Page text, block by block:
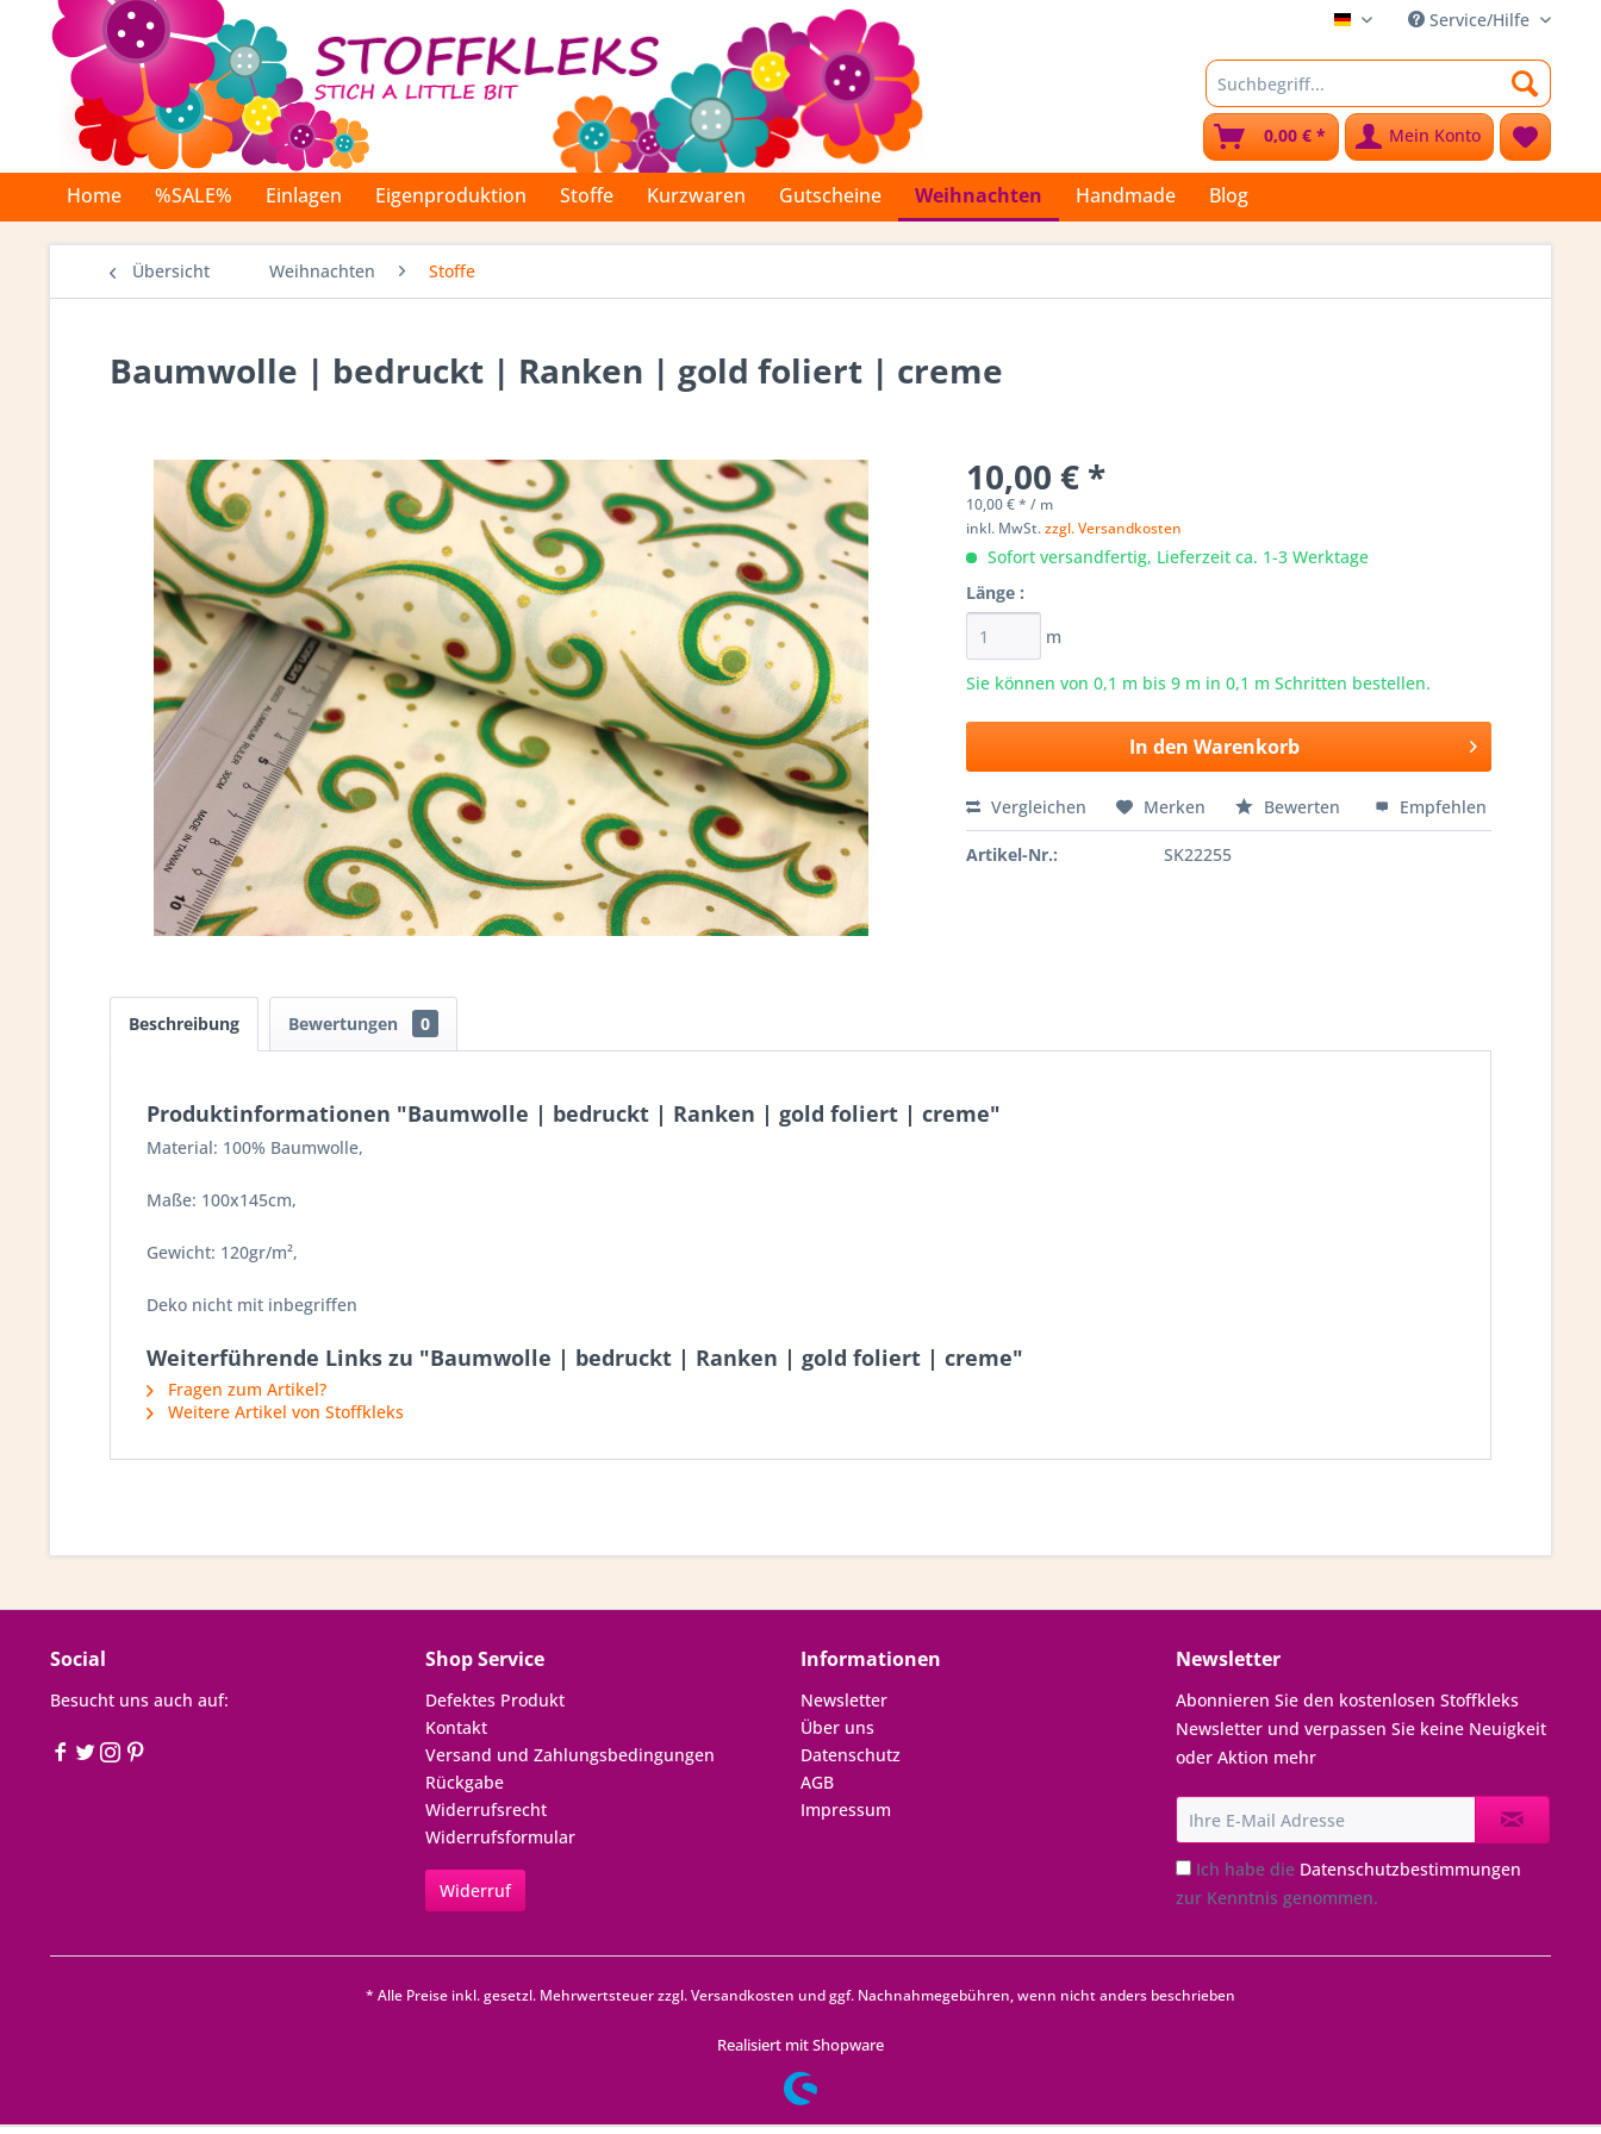
Stoffkleks Service/Hilfe
Mein Konto
0,00 € *
Home %SALE% Einlagen Eigenproduktion Stoffe Kurzwaren Gutscheine Weihnachten Handmade Blog
Übersicht Weihnachten Stoffe
Baumwolle | bedruckt | Ranken | gold foliert | creme
10,00 € *
10,00 € * / m
inkl. MwSt.zzgl. Versandkosten
Sofort versandfertig, Lieferzeit ca. 1-3 Werktage
Länge :
m
Sie können von 0,1 m bis9 m in 0,1 m Schritten bestellen.
In den Warenkorb
Vergleichen Merken Bewerten Empfehlen
Artikel-Nr.: SK22255
Beschreibung Bewertungen 0
Produktinformationen "Baumwolle | bedruckt | Ranken | gold foliert | creme"
Material: 100% Baumwolle,
Maße: 100x145cm,
Gewicht: 120gr/m²,
Deko nicht mit inbegriffen
Weiterführende Links zu "Baumwolle | bedruckt | Ranken | gold foliert | creme"
Fragen zum Artikel?
Weitere Artikel von Stoffkleks
Social
Besucht uns auch auf:
Shop Service
Defektes Produkt
Kontakt
Versand und Zahlungsbedingungen
Rückgabe
Widerrufsrecht
Widerrufsformular
Widerruf
Informationen
Newsletter
Über uns
Datenschutz
AGB
Impressum
Newsletter
Abonnieren Sie den kostenlosen Stoffkleks
Newsletter und verpassen Sie keine Neuigkeit
oder Aktion mehr
Ich habe die Datenschutzbestimmungen
zur Kenntnis genommen.
* Alle Preise inkl. gesetzl. Mehrwertsteuer zzgl.Versandkosten und ggf. Nachnahmegebühren, wenn nicht anders beschrieben
Realisiert mit Shopware